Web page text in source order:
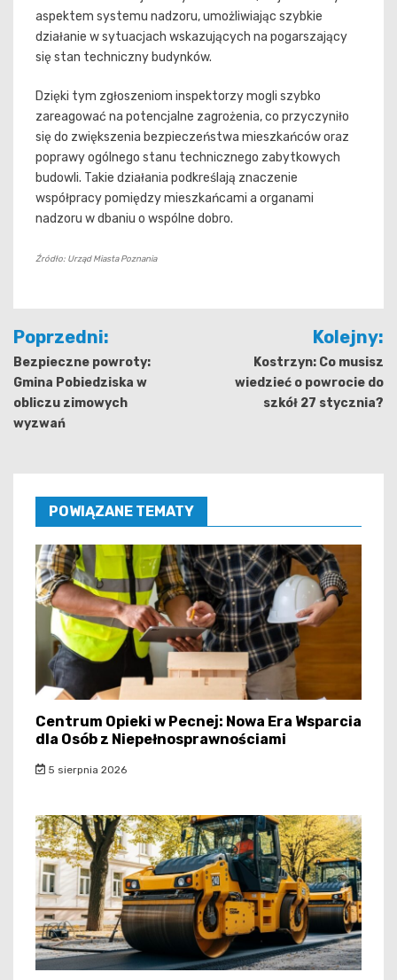
aspektem systemu nadzoru, umożliwiając szybkie
działanie w sytuacjach wskazujących na pogarszający
się stan techniczny budynków.
Dzięki tym zgłoszeniom inspektorzy mogli szybko
zareagować na potencjalne zagrożenia, co przyczyniło
się do zwiększenia bezpieczeństwa mieszkańców oraz
poprawy ogólnego stanu technicznego zabytkowych
budowli. Takie działania podkreślają znaczenie
współpracy pomiędzy mieszkańcami a organami
nadzoru w dbaniu o wspólne dobro.
Źródło: Urząd Miasta Poznania
Nawigacja
wpisu
Poprzedni:
Bezpieczne powroty:
Gmina Pobiedziska w
obliczu zimowych
wyzwań
Kolejny:
Kostrzyn: Co musisz
wiedzieć o powrocie do
szkół 27 stycznia?
POWIĄZANE TEMATY
Centrum Opieki w Pecnej: Nowa Era Wsparcia
dla Osób z Niepełnosprawnościami
5 sierpnia 2026